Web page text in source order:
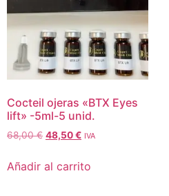
Cocteil ojeras «BTX Eyes
lift» -5ml-5 unid.
68,00€ 48,50€ IVA
Añadir al carrito